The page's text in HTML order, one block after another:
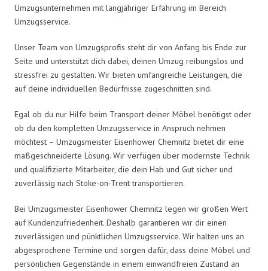
Umzugsunternehmen mit langjähriger Erfahrung im Bereich
Umzugsservice.
Unser Team von Umzugsprofis steht dir von Anfang bis Ende zur
Seite und unterstützt dich dabei, deinen Umzug reibungslos und
stressfrei zu gestalten. Wir bieten umfangreiche Leistungen, die
auf deine individuellen Bedürfnisse zugeschnitten sind.
Egal ob du nur Hilfe beim Transport deiner Möbel benötigst oder
ob du den kompletten Umzugsservice in Anspruch nehmen
möchtest – Umzugsmeister Eisenhower Chemnitz bietet dir eine
maßgeschneiderte Lösung. Wir verfügen über modernste Technik
und qualifizierte Mitarbeiter, die dein Hab und Gut sicher und
zuverlässig nach Stoke-on-Trent transportieren.
Bei Umzugsmeister Eisenhower Chemnitz legen wir großen Wert
auf Kundenzufriedenheit. Deshalb garantieren wir dir einen
zuverlässigen und pünktlichen Umzugsservice. Wir halten uns an
abgesprochene Termine und sorgen dafür, dass deine Möbel und
persönlichen Gegenstände in einem einwandfreien Zustand an